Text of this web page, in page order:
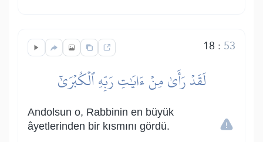
18 : 53
لَقَدۡ رَأَىٰ مِنۡ ءَايَٰتِ رَبِّهِ ٱلۡكُبۡرَىٰٓ
Andolsun o, Rabbinin en büyük
âyetlerinden bir kısmını gördü.